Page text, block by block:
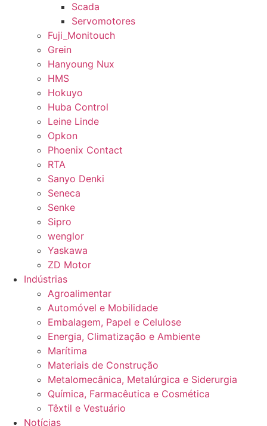
Scada
Servomotores
Fuji_Monitouch
Grein
Hanyoung Nux
HMS
Hokuyo
Huba Control
Leine Linde
Opkon
Phoenix Contact
RTA
Sanyo Denki
Seneca
Senke
Sipro
wenglor
Yaskawa
ZD Motor
Indústrias
Agroalimentar
Automóvel e Mobilidade
Embalagem, Papel e Celulose
Energia, Climatização e Ambiente
Marítima
Materiais de Construção
Metalomecânica, Metalúrgica e Siderurgia
Química, Farmacêutica e Cosmética
Têxtil e Vestuário
Notícias